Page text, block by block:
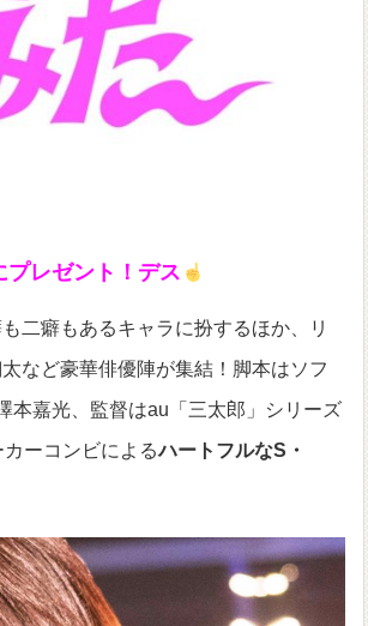
プレゼント！デス
二癖もあるキャラに扮するほか、リ
など豪華俳優陣が集結！ 脚本はソフ
本嘉光、監督はau「三太郎」シリーズ
ーコンビによるハートフルなS・